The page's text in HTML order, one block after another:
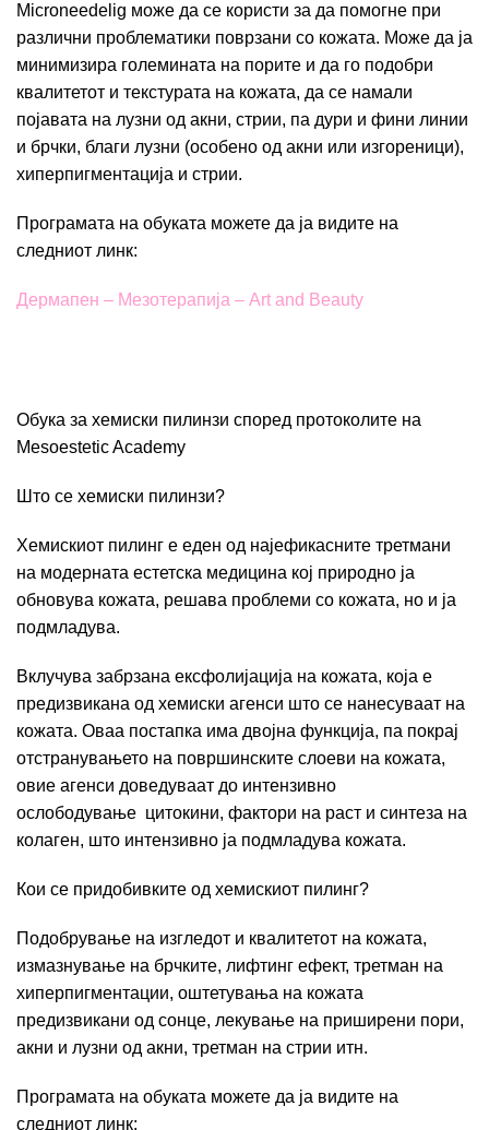
Microneedelig може да се користи за да помогне при
различни проблематики поврзани со кожата. Може да ја
минимизира големината на порите и да го подобри
квалитетот и текстурата на кожата, да се намали
појавата на лузни од акни, стрии, па дури и фини линии
и брчки, благи лузни (особено од акни или изгореници),
хиперпигментација и стрии.
Програмата на обуката можете да ја видите на
следниот линк:
Дермапен – Мезотерапија – Art and Beauty
Обука за хемиски пилинзи според протоколите на
Mesoestetic Academy
Што се хемиски пилинзи?
Хемискиот пилинг е еден од најефикасните третмани
на модерната естетска медицина кој природно ја
обновува кожата, решава проблеми со кожата, но и ја
подмладува.
Вклучува забрзана ексфолијација на кожата, која е
предизвикана од хемиски агенси што се нанесуваат на
кожата. Оваа постапка има двојна функција, па покрај
отстранувањето на површинските слоеви на кожата,
овие агенси доведуваат до интензивно
ослободување цитокини, фактори на раст и синтеза на
колаген, што интензивно ја подмладува кожата.
Кои се придобивките од хемискиот пилинг?
Подобрување на изгледот и квалитетот на кожата,
измазнување на брчките, лифтинг ефект, третман на
хиперпигментации, оштетувања на кожата
предизвикани од сонце, лекување на приширени пори,
акни и лузни од акни, третман на стрии итн.
Програмата на обуката можете да ја видите на
следниот линк: